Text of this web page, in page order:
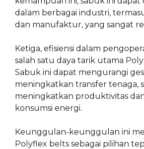
dalam berbagai industri,
dan manufaktur, yang sangat
Ketiga, efisiensi dalam
salah satu daya tarik utama
Sabuk ini dapat mengurangi
meningkatkan transfer tenaga,
meningkatkan produktivitas
konsumsi energi.
Keunggulan-keunggulan ini
Polyflex belts sebagai pilihan